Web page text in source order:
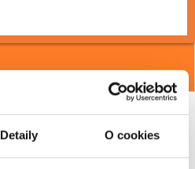
Detaily O cookies